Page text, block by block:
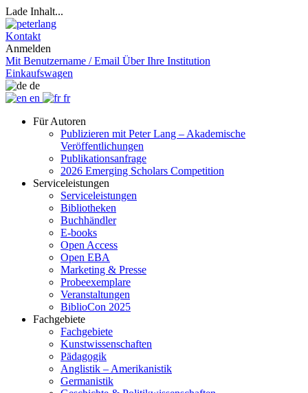
Lade Inhalt...
Kontakt
Anmelden
Mit Benutzername / Email Über Ihre Institution
Einkaufswagen
de
en
fr
Für Autoren
Publizieren mit Peter Lang – Akademische
Veröffentlichungen
Publikationsanfrage
2026 Emerging Scholars Competition
Serviceleistungen
Serviceleistungen
Bibliotheken
Buchhändler
E-books
Open Access
Open EBA
Marketing & Presse
Probeexemplare
Veranstaltungen
BiblioCon 2025
Fachgebiete
Fachgebiete
Kunstwissenschaften
Pädagogik
Anglistik – Amerikanistik
Germanistik